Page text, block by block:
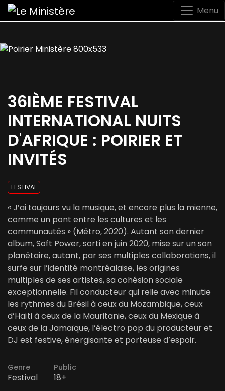
Menu
36IÈME FESTIVAL
INTERNATIONAL NUITS
D'AFRIQUE : POIRIER ET
INVITÉS
FESTIVAL
« J’ai toujours vu la musique, et encore plus la mienne,
comme un pont entre les cultures et les
communautés » (Métro, 2020). Autant son dernier
album, Soft Power, sorti en juin 2020, mise sur un son
planétaire, autant, par ses multiples collaborations, il
surfe sur l’identité montréalaise, les origines
multiples de ses artistes, sa cohésion sociale
exceptionnelle. Fil conducteur qui relie avec minutie
les rythmes du Brésil à ceux du Mozambique, ceux
d’Haïti à ceux de la Mauritanie, ceux du Mexique à
ceux de la Jamaïque, l’électro pop du producteur et
DJ est festive, énergisante et porteuse d’espoir.
Genre
Festival
Public
18+